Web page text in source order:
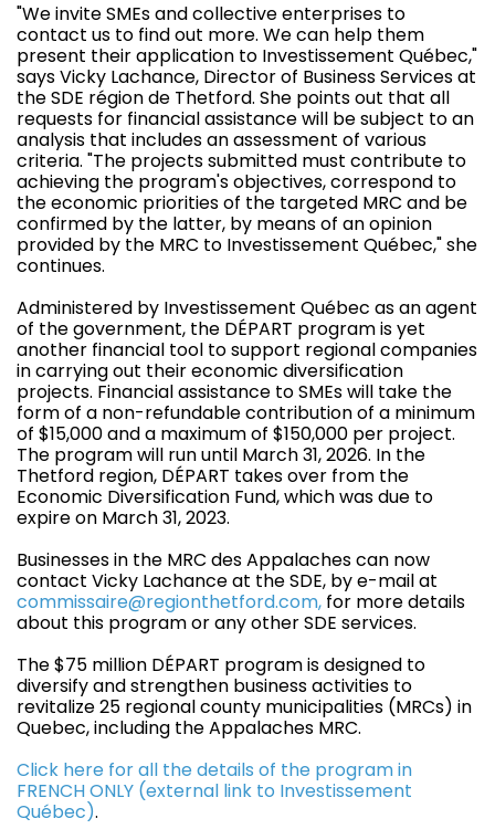
"We invite SMEs and collective enterprises to
contact us to find out more. We can help them
present their application to Investissement Québec,"
says Vicky Lachance, Director of Business Services at
the SDE région de Thetford. She points out that all
requests for financial assistance will be subject to an
analysis that includes an assessment of various
criteria. "The projects submitted must contribute to
achieving the program's objectives, correspond to
the economic priorities of the targeted MRC and be
confirmed by the latter, by means of an opinion
provided by the MRC to Investissement Québec," she
continues.
Administered by Investissement Québec as an agent
of the government, the DÉPART program is yet
another financial tool to support regional companies
in carrying out their economic diversification
projects. Financial assistance to SMEs will take the
form of a non-refundable contribution of a minimum
of $15,000 and a maximum of $150,000 per project.
The program will run until March 31, 2026. In the
Thetford region, DÉPART takes over from the
Economic Diversification Fund, which was due to
expire on March 31, 2023.
Businesses in the MRC des Appalaches can now
contact Vicky Lachance at the SDE, by e-mail at
commissaire@regionthetford.com, for more details
about this program or any other SDE services.
The $75 million DÉPART program is designed to
diversify and strengthen business activities to
revitalize 25 regional county municipalities (MRCs) in
Quebec, including the Appalaches MRC.
Click here for all the details of the program in
FRENCH ONLY (external link to Investissement
Québec).